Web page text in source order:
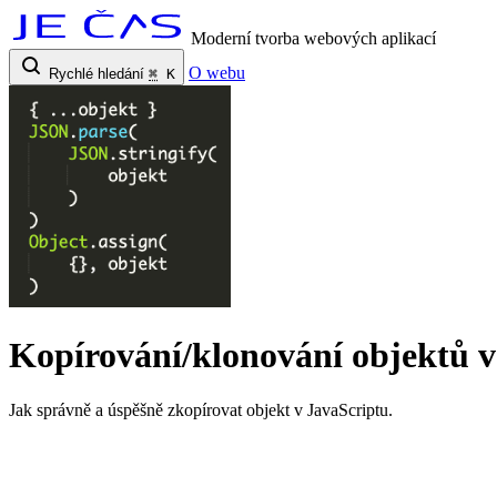
Moderní tvorba webových aplikací
Rychlé hledání ⌘ K O webu
Kopírování/klonování objektů
Jak správně a úspěšně zkopírovat objekt v JavaScriptu.